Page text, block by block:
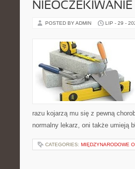
NIEOCZEKIWANIE
POSTED BY ADMIN LIP - 29 -
razu kojarzą mu się z pewną
normalny lekarz, oni także umieją
CATEGORIES: MIĘDZYNARODOWE